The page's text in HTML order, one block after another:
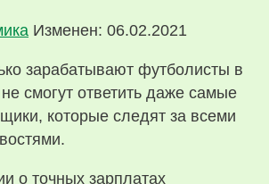
Изменен: 06.02.2021
зарабатывают футболисты в
смогут ответить даже самые
которые следят за всеми
о точных зарплатах